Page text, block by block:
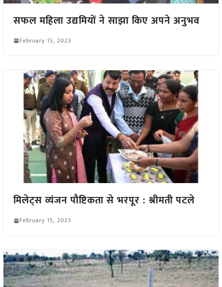
सफल महिला उद्यमियों ने साझा किए अपने अनुभव
February 15, 2023
मिलेट्स व्यंजन पौष्टिकता से भरपूर : श्रीमती पटले
February 15, 2023